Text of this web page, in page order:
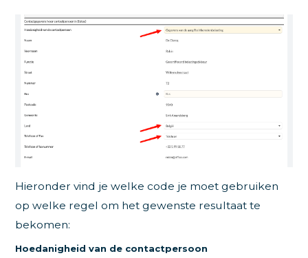
Hieronder vind je welke code je moet gebruiken
op welke regel om het gewenste resultaat te
bekomen:
Hoedanigheid van de contactpersoon